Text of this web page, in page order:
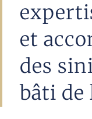
et
des
bâti de